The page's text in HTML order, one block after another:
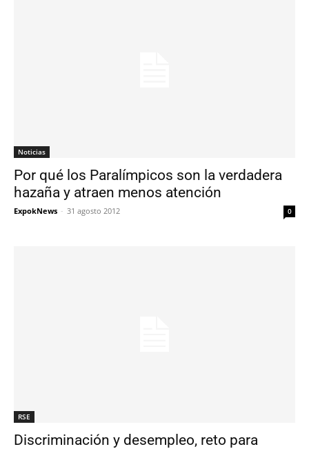
Noticias
Por qué los Paralímpicos son la verdadera
hazaña y atraen menos atención
ExpokNews - 31 agosto 2012 0
RSE
Discriminación y desempleo, reto para